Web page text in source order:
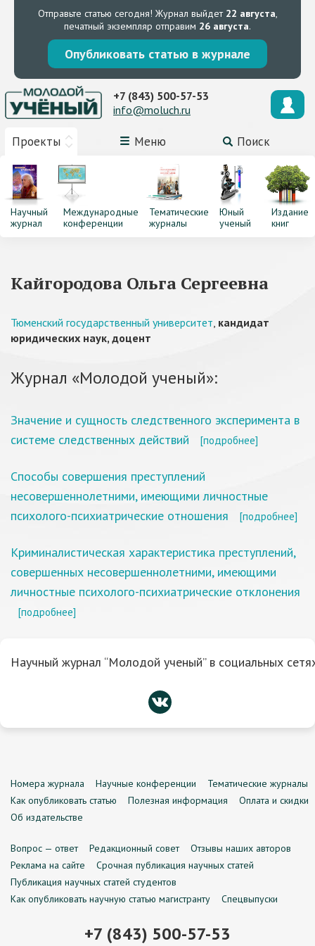
Отправьте статью сегодня! Журнал выйдет 22 августа,
печатный экземпляр отправим 26 августа.
Опубликовать статью в журнале
Проекты Меню Поиск
+7 (843) 500-57-53
info@moluch.ru
Научный
журнал
Международные
конференции
Тематические
журналы
Юный
ученый
Издание
книг
Кайгородова Ольга Сергеевна
Тюменский государственный университет, кандидат
юридических наук, доцент
Журнал «Молодой ученый»:
Значение и сущность следственного эксперимента в
системе следственных действий
[подробнее]
Способы совершения преступлений
несовершеннолетними, имеющими личностные
психолого-психиатрические отношения
[подробнее]
Криминалистическая характеристика преступлений,
совершенных несовершеннолетними, имеющими
личностные психолого-психиатрические отклонения
[подробнее]
Научный журнал “Молодой ученый” в социальных
Номера журнала Научные конференции
Тематические журналы
Как опубликовать статью
Полезная информация
Оплата и скидки
Об издательстве
Вопрос — ответ Редакционный совет
Отзывы наших авторов
Реклама на сайте
Срочная публикация научных статей
Публикация научных статей студентов
Как опубликовать научную статью магистранту
Спецвыпуски
+7 (843) 500-57-53